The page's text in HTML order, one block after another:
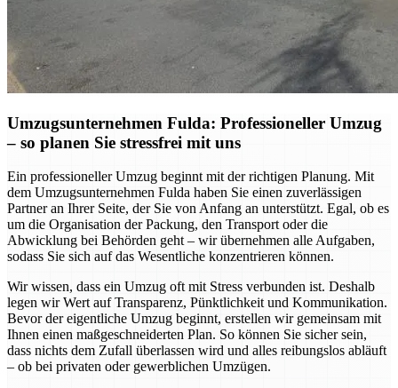
Umzugsunternehmen Fulda: Professioneller Umzug
– so planen Sie stressfrei mit uns
Ein professioneller Umzug beginnt mit der richtigen Planung. Mit
dem Umzugsunternehmen Fulda haben Sie einen zuverlässigen
Partner an Ihrer Seite, der Sie von Anfang an unterstützt. Egal, ob es
um die Organisation der Packung, den Transport oder die
Abwicklung bei Behörden geht – wir übernehmen alle Aufgaben,
sodass Sie sich auf das Wesentliche konzentrieren können.
Wir wissen, dass ein Umzug oft mit Stress verbunden ist. Deshalb
legen wir Wert auf Transparenz, Pünktlichkeit und Kommunikation.
Bevor der eigentliche Umzug beginnt, erstellen wir gemeinsam mit
Ihnen einen maßgeschneiderten Plan. So können Sie sicher sein,
dass nichts dem Zufall überlassen wird und alles reibungslos abläuft
– ob bei privaten oder gewerblichen Umzügen.